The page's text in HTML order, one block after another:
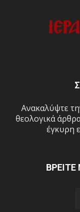
Ανακαλύψτε
θεολογικά
έγκυρη
ΒΡΕΙΤΕ